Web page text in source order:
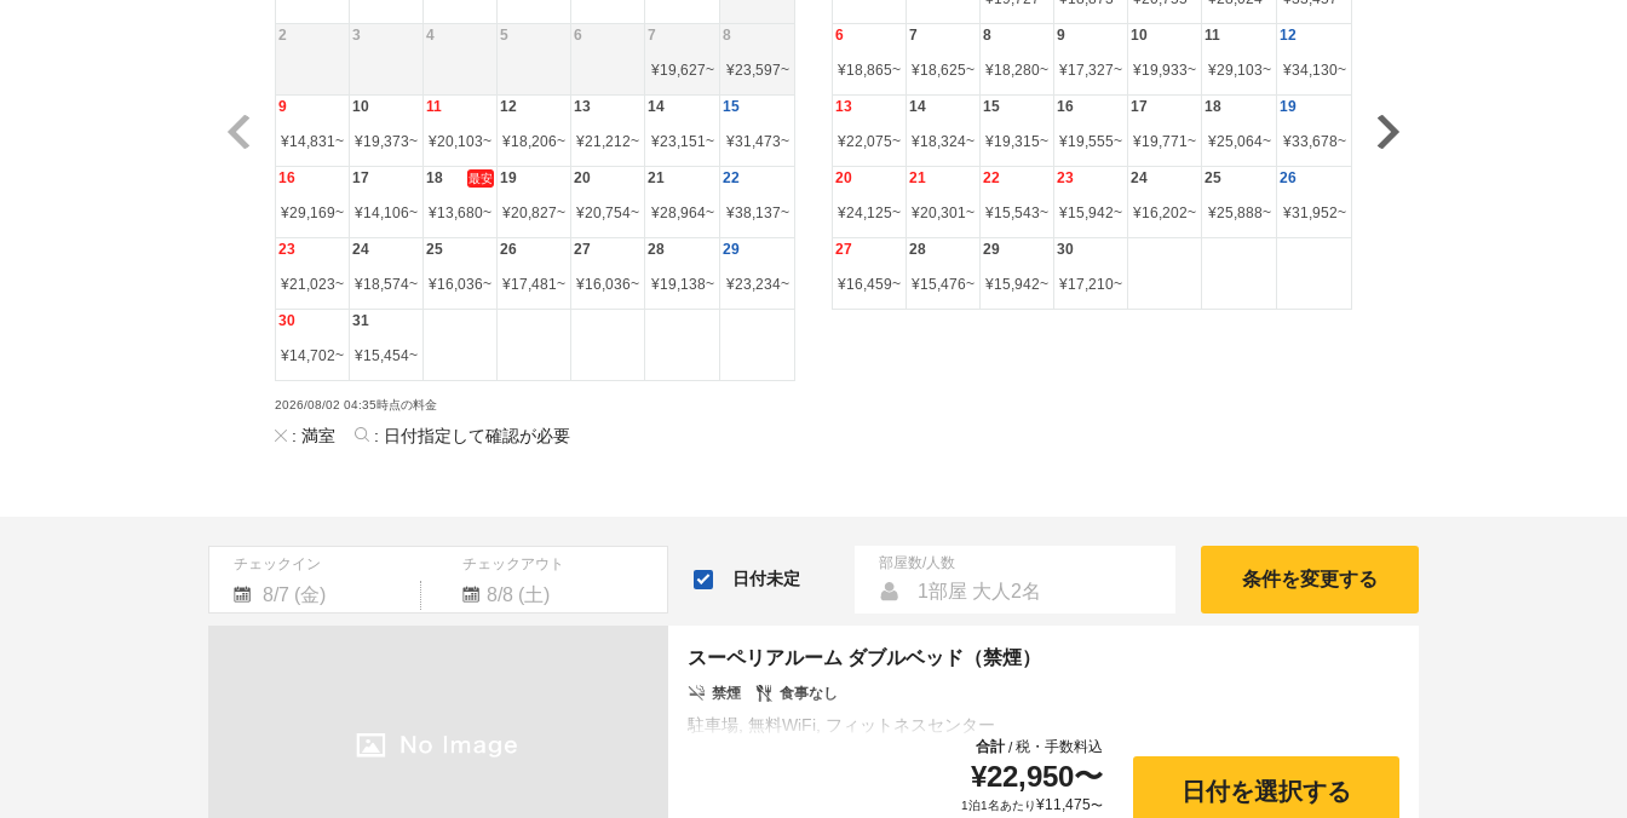
2 3 4 5 6 7
¥19,627~
8
¥23,597~
9
¥14,831~
10
¥19,373~
11
¥20,103~
12
¥18,206~
13
¥21,212~
14
¥23,151~
15
¥31,473~
16
¥29,169~
17
¥14,106~
18 最安
¥13,680~
19
¥20,827~
20
¥20,754~
21
¥28,964~
22
¥38,137~
23
¥21,023~
24
¥18,574~
25
¥16,036~
26
¥17,481~
27
¥16,036~
28
¥19,138~
29
¥23,234~
30
¥14,702~
31
¥15,454~
6
¥18,865~
7
¥18,625~
8
¥18,280~
9
¥17,327~
10
¥19,933~
11
¥29,103~
12
¥34,130~
13
¥22,075~
14
¥18,324~
15
¥19,315~
16
¥19,555~
17
¥19,771~
18
¥25,064~
19
¥33,678~
20
¥24,125~
21
¥20,301~
22
¥15,543~
23
¥15,942~
24
¥16,202~
25
¥25,888~
26
¥31,952~
27
¥16,459~
28
¥15,476~
29
¥15,942~
30
¥17,210~
2026/08/02 04:35時点の料金
: 満室 : 日付指定して確認が必要
チェックイン チェックアウト
Navigate
Navigate
calendar
日付未定
部屋数/人数
1部屋 大人2名
条件を変更する
スーペリアルーム ダブルベッド（禁煙）
禁煙 食事なし
合計/税・手数料込
¥22,950〜
1泊1名あたり¥11,475〜
日付を選択する